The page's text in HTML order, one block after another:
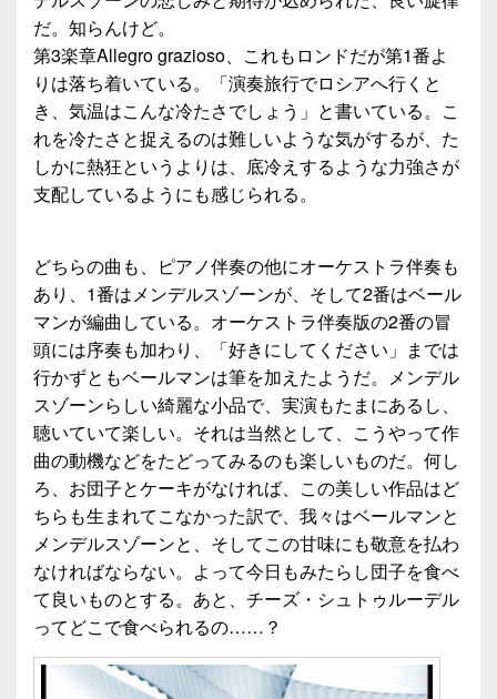
だ。知らんけど。
第3楽章Allegro grazioso、これもロンドだが第1番よ
りは落ち着いている。「演奏旅行でロシアへ行くと
き、気温はこんな冷たさでしょう」と書いている。こ
れを冷たさと捉えるのは難しいような気がするが、た
しかに熱狂というよりは、底冷えするような力強さが
支配しているようにも感じられる。
どちらの曲も、ピアノ伴奏の他にオーケストラ伴奏も
あり、1番はメンデルスゾーンが、そして2番はベール
マンが編曲している。オーケストラ伴奏版の2番の冒
頭には序奏も加わり、「好きにしてください」までは
行かずともベールマンは筆を加えたようだ。メンデル
スゾーンらしい綺麗な小品で、実演もたまにあるし、
聴いていて楽しい。それは当然として、こうやって作
曲の動機などをたどってみるのも楽しいものだ。何し
ろ、お団子とケーキがなければ、この美しい作品はど
ちらも生まれてこなかった訳で、我々はベールマンと
メンデルスゾーンと、そしてこの甘味にも敬意を払わ
なければならない。よって今日もみたらし団子を食べ
て良いものとする。あと、チーズ・シュトゥルーデル
ってどこで食べられるの……？